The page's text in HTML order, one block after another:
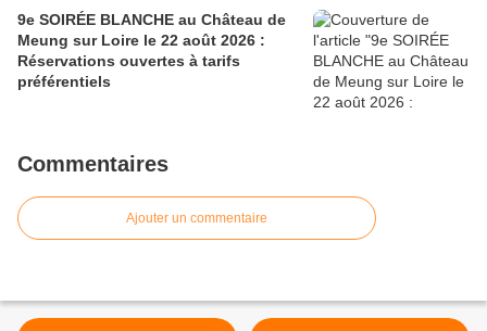
9e SOIRÉE BLANCHE au Château de
Meung sur Loire le 22 août 2026 :
Réservations ouvertes à tarifs
préférentiels
Commentaires
Ajouter un commentaire